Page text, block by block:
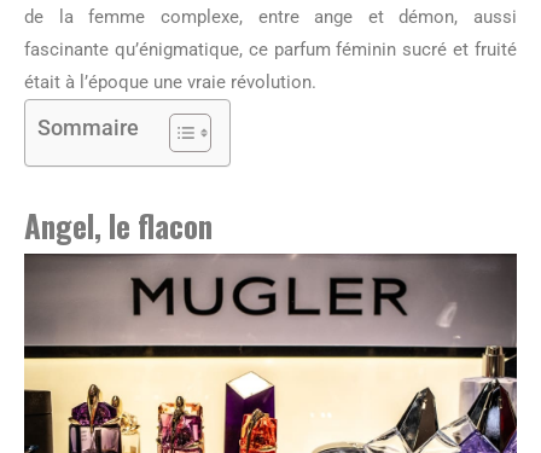
de la femme complexe, entre ange et démon, aussi
fascinante qu’énigmatique, ce parfum féminin sucré et fruité
était à l’époque une vraie révolution.
Sommaire
Angel, le flacon